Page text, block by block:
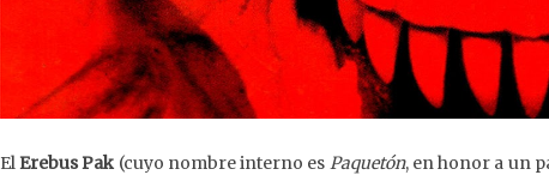
ElErebus Pak(cuyo nombre interno es Paquetón, en honor a un